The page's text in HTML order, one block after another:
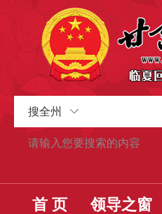
搜全州
首 页 领导之窗